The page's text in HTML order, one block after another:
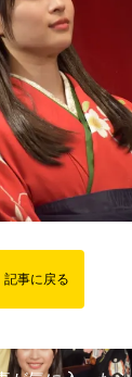
記事に戻る